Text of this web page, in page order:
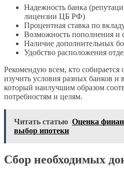
Надежность банка
лицензии ЦБ РФ)
Процентная ставка по
Возможность пополнения и
Наличие дополнительных
Удобство расположения
Рекомендую всем, кто собирается
изучить условия разных банков и
который наилучшим образом
потребностям и целям.
Читать статью Оценка
выбор ипотеки
Сбор необходимых